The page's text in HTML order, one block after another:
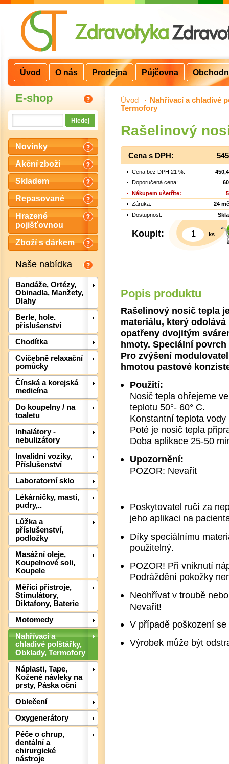
E-shop
Novinky
Akční zboží
Skladem
Repasované
Hrazené
pojišťovnou
Zboží s dárkem
Naše nabídka
Bandáže, Ortézy,
Obinadla, Manžety,
Dlahy
Berle, hole.
příslušenství
Chodítka
Cvičebně relaxační
pomůcky
Čínská a korejská
medicína
Do koupelny / na
toaletu
Inhalátory -
nebulizátory
Invalidní vozíky,
Příslušenství
Laboratorní sklo
Lékárničky, masti,
pudry,..
Lůžka a
příslušenství,
podložky
Masážní oleje,
Koupelnové soli,
Koupele
Měřící přístroje,
Stimulátory,
Diktafony, Baterie
Motomedy
Nahřívací a
chladivé polštářky,
Obklady, Termofory
Náplasti, Tape,
Kožené návleky na
prsty, Páska oční
Oblečení
Oxygenerátory
Péče o chrup,
dentální a
chirurgické
nástroje
Úvod > Nahřívací a chladivé
Termofory
Rašelinový
Cena s DPH:
Cena bez DPH 21 %:
Doporučená cena:
Nákupem ušetříte:
Záruka:
24
Dostupnost:
Koupit: ks
Popis produktu
Rašelinový nosič tepla
materiálu, který
opatřeny dvojitým
hmoty. Speciální
Pro zvýšení
hmotou pastové
Použití:
Nosič tepla ohřejeme
teplotu 50°- 60° C.
Konstantní teplota
Poté je nosič tepla
Doba aplikace 25-50
Upozornění:
POZOR: Nevařit
Poskytovatel ručí za
jeho aplikaci na
Díky speciálnímu
použitelný.
POZOR! Při vniknutí
Podráždění pokožky
Neohřívat v troubě
Nevařit!
V případě poškození
Výrobek může být
Úvod O nás Prodejna Půjčovna